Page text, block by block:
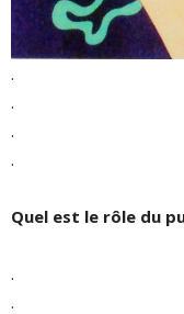
.
.
.
.
Quel est le rôle du
.
.